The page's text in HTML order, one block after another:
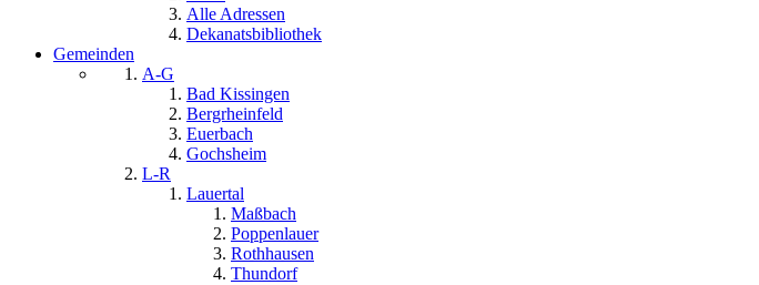
Alle Adressen
Dekanatsbibliothek
Gemeinden
A-G
Bad Kissingen
Bergrheinfeld
Euerbach
Gochsheim
L-R
Lauertal
Maßbach
Poppenlauer
Rothhausen
Thundorf